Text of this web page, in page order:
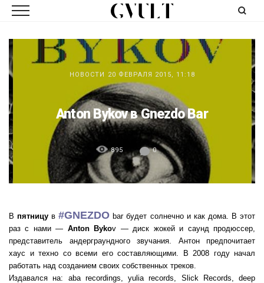
НОВОСТИ 20 ФЕВРАЛЯ 2015, 11:18
Anton Bykov в Gnezdo Bar
895 0
Впятницу в#GNEZDO bar будет солнечно и как дома. В этот
раз с нами — Anton Bykov — диск жокей и саунд продюссер,
представитель андерграундного звучания. Антон предпочитает
хаус и техно со всеми его составляющими. В 2008 году начал
работать над созданием своих собственных треков.
Издавался на: aba recordings, yulia records, Slick Records, deep